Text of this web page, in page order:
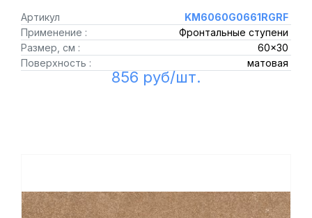
Артикул
KM6060G0661RGRF
Применение :
Фронтальные ступени
Размер, см :
60x30
Поверхность :
матовая
856 руб/шт.